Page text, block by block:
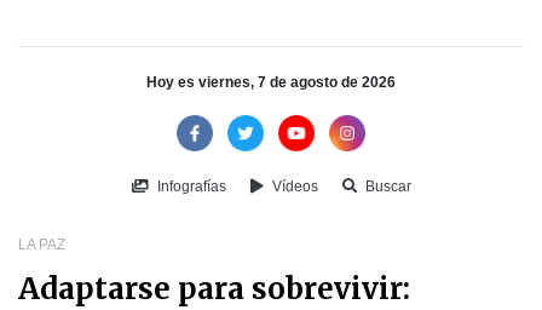
Hoy es viernes, 7 de agosto de 2026
Infografías Vídeos Buscar
LA PAZ
Adaptarse para sobrevivir: